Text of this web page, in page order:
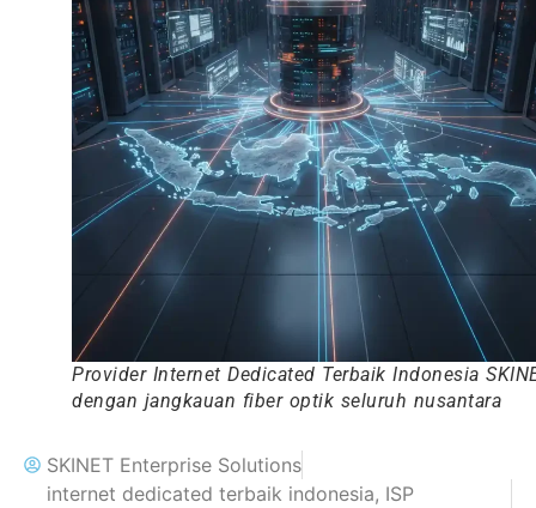
Provider Internet Dedicated Terbaik Indonesia
dengan jangkauan fiber optik seluruh nusantara
SKINET Enterprise Solutions
internet dedicated terbaik indonesia, ISP